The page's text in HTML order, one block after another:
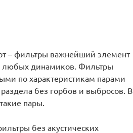
– фильтры важнейший элемент
любых динамиков. Фильтры
по характеристикам парами
без горбов и выбросов. В
пары.
без акустических